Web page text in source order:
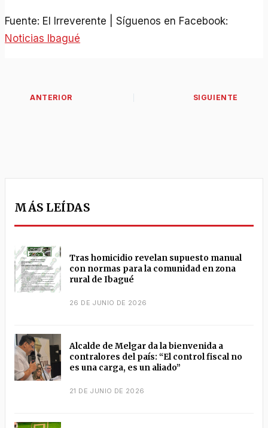
Fuente: El Irreverente | Síguenos en Facebook:
Noticias Ibagué
MÁS LEÍDAS
Tras homicidio revelan supuesto manual
con normas para la comunidad en zona
rural de Ibagué
26 DE JUNIO DE 2026
Alcalde de Melgar da la bienvenida a
contralores del país: “El control fiscal no
es una carga, es un aliado”
21 DE JUNIO DE 2026